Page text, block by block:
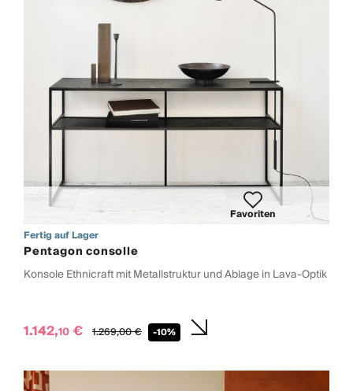
Favoriten
Fertig auf Lager
Pentagon consolle
Konsole Ethnicraft mit Metallstruktur und Ablage in Lava-Optik
1.142,10 € 1.269,00€ -10%